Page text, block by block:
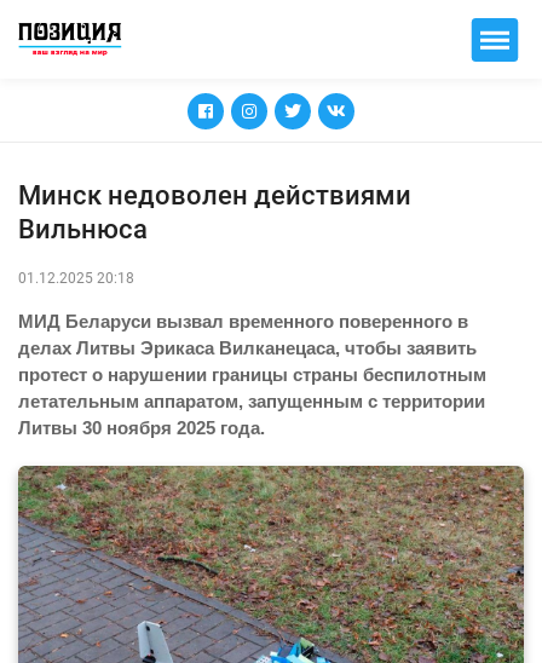
Минск недоволен действиями
Вильнюса
01.12.2025 20:18
МИД Беларуси вызвал временного поверенного в
делах Литвы Эрикаса Вилканецаса, чтобы заявить
протест о нарушении границы страны беспилотным
летательным аппаратом, запущенным с территории
Литвы 30 ноября 2025 года.